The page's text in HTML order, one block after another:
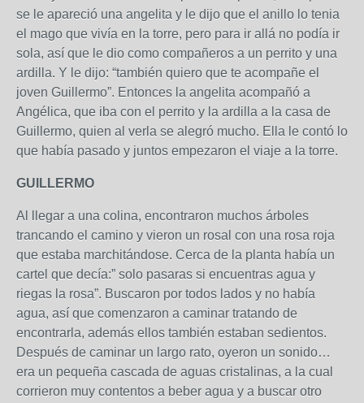
se le apareció una angelita y le dijo que el anillo lo tenia
el mago que vivía en la torre, pero para ir allá no podía ir
sola, así que le dio como compañeros a un perrito y una
ardilla. Y le dijo: “también quiero que te acompañe el
joven Guillermo”. Entonces la angelita acompañó a
Angélica, que iba con el perrito y la ardilla a la casa de
Guillermo, quien al verla se alegró mucho. Ella le contó lo
que había pasado y juntos empezaron el viaje a la torre.
GUILLERMO
Al llegar a una colina, encontraron muchos árboles
trancando el camino y vieron un rosal con una rosa roja
que estaba marchitándose. Cerca de la planta había un
cartel que decía:” solo pasaras si encuentras agua y
riegas la rosa”. Buscaron por todos lados y no había
agua, así que comenzaron a caminar tratando de
encontrarla, además ellos también estaban sedientos.
Después de caminar un largo rato, oyeron un sonido…
era un pequeña cascada de aguas cristalinas, a la cual
corrieron muy contentos a beber agua y a buscar otro